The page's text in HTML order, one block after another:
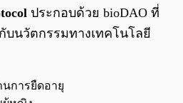
ประกอบด้วย bioDAO ที่
บนวัตกรรมทางเทคโนโลยี
นการยืดอายุ